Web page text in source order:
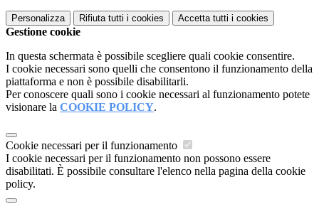
Personalizza Rifiuta tutti i cookies Accetta tutti i cookies
Gestione cookie
In questa schermata è possibile scegliere quali cookie consentire.
I cookie necessari sono quelli che consentono il funzionamento della
piattaforma e non è possibile disabilitarli.
Per conoscere quali sono i cookie necessari al funzionamento potete
visionare la COOKIE POLICY.
Cookie necessari per il funzionamento
I cookie necessari per il funzionamento non possono essere
disabilitati. È possibile consultare l'elenco nella pagina della cookie
policy.